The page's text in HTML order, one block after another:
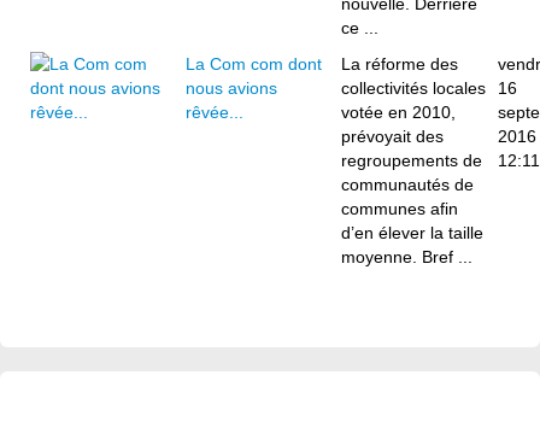
ce ...
La Com com dont
nous avions
rêvée...
La réforme des
collectivités locales
votée en 2010,
prévoyait des
regroupements de
communautés de
communes afin
d’en élever la taille
moyenne. Bref ...
16
2016
12:11